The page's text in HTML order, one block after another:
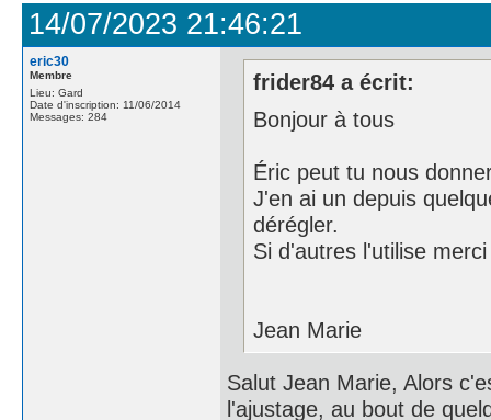
14/07/2023 21:46:21
eric30
Membre
Lieu: Gard
Date d'inscription: 11/06/2014
Messages: 284
frider84 a écrit:
Bonjour à tous
Éric peut tu nous
J'en ai un depuis
dérégler.
Si d'autres l'utilise
Jean Marie
Salut Jean Marie, Alors
l'ajustage, au bout de